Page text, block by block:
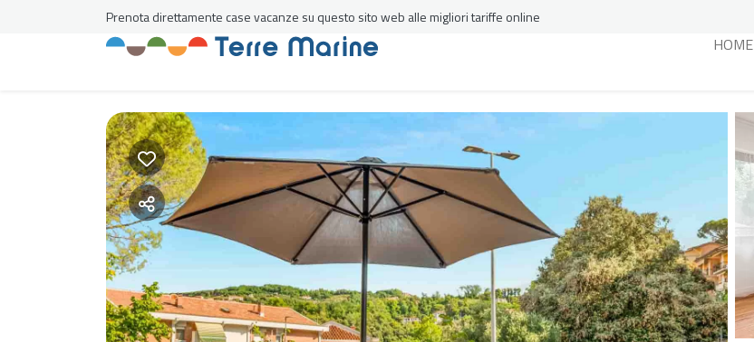
HOME
Prenota direttamente case vacanze su questo sito web alle migliori tariffe online